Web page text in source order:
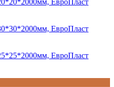
ЕвроПласт
ЕвроПласт